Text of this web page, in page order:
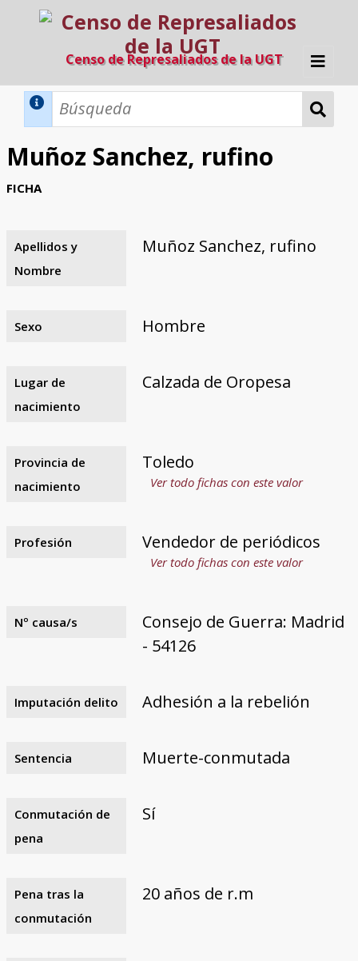
Censo de Represaliados de la UGT
Inicio
Búsqueda Dinámica
Búsqueda Avanzada
Razones y objetivos
El equipo
Colaboradores
Fuentes documentales
Muñoz Sanchez, rufino
FICHA
Apellidos y
Nombre
Muñoz Sanchez, rufino
Sexo Hombre
Lugar de
nacimiento
Calzada de Oropesa
Provincia de
nacimiento
Toledo
Ver todo fichas con este valor
Profesión Vendedor de periódicos
Ver todo fichas con este valor
Nº causa/s
Consejo de Guerra: Madrid
- 54126
Imputación delito Adhesión a la rebelión
Sentencia Muerte-conmutada
Conmutación de
pena
Sí
Pena tras la
conmutación
20 años de r.m